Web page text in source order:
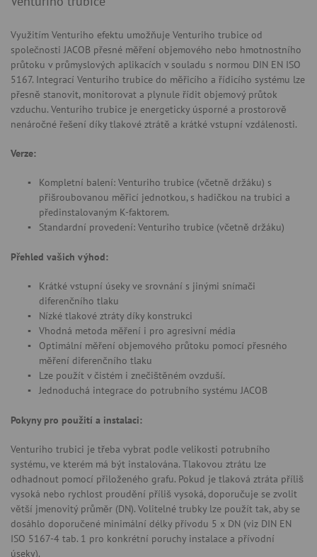
Využitím Venturiho efektu umožňuje Venturiho trubice od
společnosti JACOB přesné měření objemového nebo hmotnostního
průtoku v průmyslových aplikacích v souladu s normou DIN EN ISO
5167. Integrací Venturiho trubice do měřicího a řídicího systému lze
přesně stanovit, monitorovat a plynule řídit objemový průtok
vzduchu. Venturiho trubice je energeticky úsporné a prostorově
nenáročné řešení díky tlakové ztrátě a krátké vstupní vzdálenosti.
Verze:
Kompletní balení: Venturiho trubice (včetně držáku) s
přišroubovanou měřicí jednotkou, s hadičkou na trubici a
předinstalovaným K-faktorem.
Standardní provedení: Venturiho trubice (včetně držáku)
Přehled vašich výhod:
Krátké vstupní úseky ve srovnání s jinými snímači
diferenčního tlaku
Nízké tlakové ztráty díky konstrukci
Vhodná metoda měření i pro agresivní média
Optimální měření objemového průtoku pomocí přesného
měření diferenčního tlaku
Lze použít v čistém i znečištěném ovzduší.
Jednoduchá integrace do potrubního systému JACOB
Pokyny pro použití a instalaci:
Venturiho trubici je třeba vybrat podle velikosti potrubního
systému, ve kterém má být instalována. Tlakovou ztrátu lze
odhadnout pomocí přiloženého grafu. Pokud je tlaková ztráta příliš
vysoká nebo rychlost proudění příliš vysoká, doporučuje se zvolit
větší jmenovitý průměr (DN). Volitelné trubky lze použít tak, aby se
dosáhlo doporučené minimální délky přívodu 5 x DN (viz DIN EN
ISO 5167-4 tab. 1 pro konkrétní poruchy instalace a přívodní
úseky).